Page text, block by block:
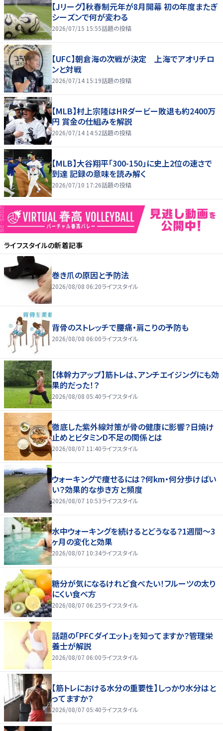
【Jリーグ】秋春制元年が8月開幕 初の年度またぎ
シーズンで何が変わる
2026/07/15 15:55話題の投稿
【UFC】朝倉海の次戦が決定 上海でアオリチロ
ンと対戦
2026/07/14 15:19話題の投稿
【MLB】村上宗隆はHRダービー敗退も約2400万
円 賞金の仕組みを解説
2026/07/14 14:52話題の投稿
【MLB】大谷翔平「300-150」に史上2位の速さで
到達 記録の意味を読み解く
2026/07/10 17:26話題の投稿
ライフスタイルの新着記事
巻き爪の原因と予防法
2026/08/08 06:20ライフスタイル
背骨のストレッチで腰痛・肩こりの予防も
2026/08/08 06:00ライフスタイル
【体幹力アップ】筋トレは、アンチエイジングにも効
果的だった！？
2026/08/08 05:40ライフスタイル
徹底した紫外線対策が骨の健康に影響？日焼け
止めとビタミンD不足の関係とは
2026/08/07 11:40ライフスタイル
ウォーキングで痩せるには？何km・何分歩けばい
い？効果的な歩き方と頻度
2026/08/07 10:53ライフスタイル
水中ウォーキングを続けるとどうなる？1週間～3
ヶ月の変化と効果
2026/08/07 10:34ライフスタイル
糖分が気になるけれど食べたい！フルーツの太り
にくい食べ方
2026/08/07 06:25ライフスタイル
話題の「PFCダイエット」を知ってますか？管理栄
養士が解説
2026/08/07 06:00ライフスタイル
【筋トレにおける水分の重要性】しっかり水分はと
ってますか？
2026/08/07 05:40ライフスタイル